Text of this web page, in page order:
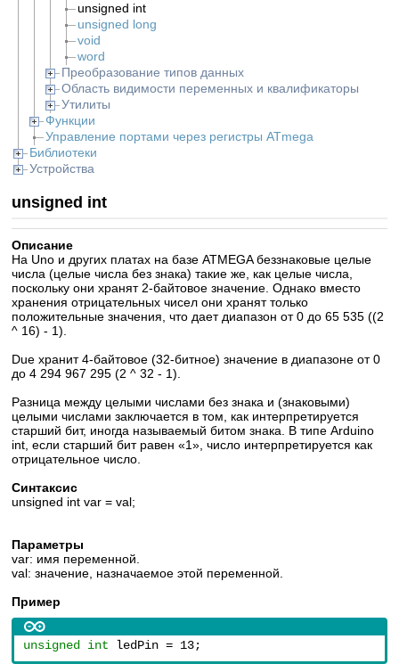
unsigned int
unsigned long
void
word
Преобразование типов данных
Область видимости переменных и квалификаторы
Утилиты
Функции
Управление портами через регистры ATmega
Библиотеки
Устройства
unsigned int
Описание
На Uno и других платах на базе ATMEGA беззнаковые целые
числа (целые числа без знака) такие же, как целые числа,
поскольку они хранят 2-байтовое значение. Однако вместо
хранения отрицательных чисел они хранят только
положительные значения, что дает диапазон от 0 до 65 535 ((2
^ 16) - 1).
Due хранит 4-байтовое (32-битное) значение в диапазоне от 0
до 4 294 967 295 (2 ^ 32 - 1).
Разница между целыми числами без знака и (знаковыми)
целыми числами заключается в том, как интерпретируется
старший бит, иногда называемый битом знака. В типе Arduino
int, если старший бит равен «1», число интерпретируется как
отрицательное число.
Синтаксис
unsigned int var = val;
Параметры
var: имя переменной.
val: значение, назначаемое этой переменной.
Пример
unsigned int ledPin = 13;